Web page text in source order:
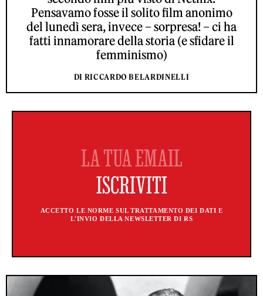
Pensavamo fosse il solito film anonimo
del lunedì sera, invece – sorpresa! – ci ha
fatti innamorare della storia (e sfidare il
femminismo)
DI RICCARDO BELARDINELLI
ACCETTO LE NORME SUL TRATTAMENTO DEI DATI E
L'INVIO DELLA NEWSLETTER DI RS